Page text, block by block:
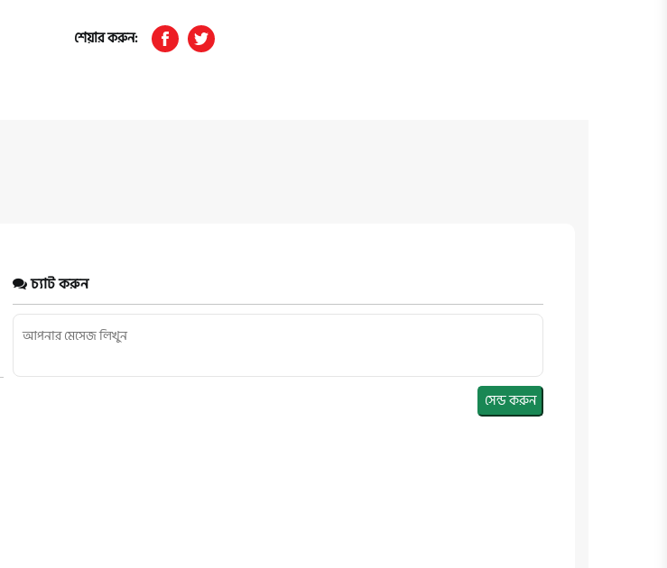
শেয়ার করুন:
চ্যাট করুন
সেন্ড করুন